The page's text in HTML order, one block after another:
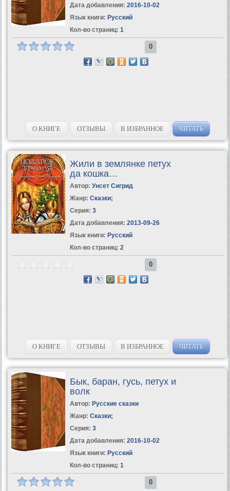
Дата добавления: 2016-10-02
Язык книги: Русский
Кол-во страниц: 1
0
О КНИГЕ ОТЗЫВЫ В ИЗБРАННОЕ ЧИТАТЬ
Жили в землянке петух
да кошка…
Автор: Унсет Сигрид
Жанр: Сказки;
Серия: 3
Дата добавления: 2013-09-26
Язык книги: Русский
Кол-во страниц: 2
0
О КНИГЕ ОТЗЫВЫ В ИЗБРАННОЕ ЧИТАТЬ
Бык, баран, гусь, петух и
волк
Автор: Русские сказки
Жанр: Сказки;
Серия: 3
Дата добавления: 2016-10-02
Язык книги: Русский
Кол-во страниц: 1
0